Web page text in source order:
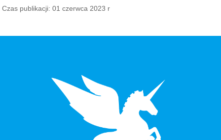
Czas publikacji: 01 czerwca 2023 r